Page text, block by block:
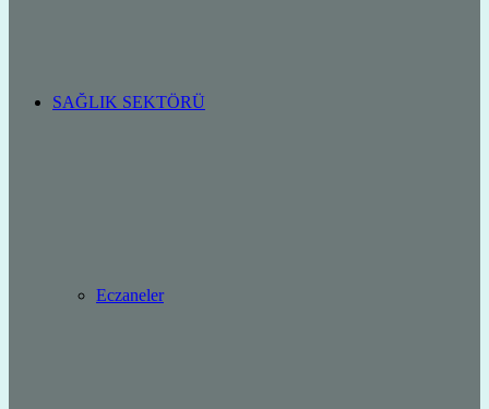
SAĞLIK SEKTÖRÜ
Eczaneler